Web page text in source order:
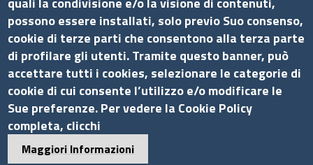
P.I. 0075 36 00 832
Peccciaa.messina@me.legalmail.camcom.it
Ufficio relazioni con il pubblico
Amministrazione trasparente
Bandi di gara
Bilanci
Concorsi e selezioni
possono essere installati, solo previo Suo consenso,
cookie di terze parti che consentono alla terza parte
di profilare gli utenti. Tramite questo banner, può
accettare tutti i cookies, selezionare le categorie di
cookie di cui consente l’utilizzo e/o modificare le
Sue preferenze. Per vedere la Cookie Policy
completa, clicchi
Maggiori Informazioni